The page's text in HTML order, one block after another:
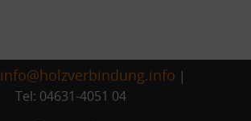
info@holzverbindung.info
Tel: 04631-4051 04